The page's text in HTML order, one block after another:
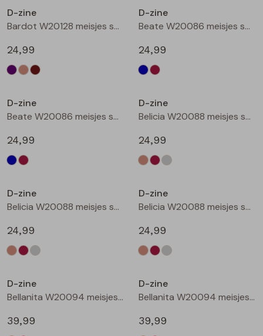
Blouses lange mouw
Sweatshirts
Gilet spencers
Jackjes
Blazers
Bermuda's
Bermuda's
Lange broek
Jackjes
Jassen
Leggings
Rokken
Lange broeken
Lange broeken
Leggings
T-shirts lange mouw
Tops
Vesten
D-zine
Bardot W20128 meisjes sweatshirt Bruin donker
24,99
D-zine
Beate W20086 meisjes sweatshirt Marine
24,99
D-zine
Beate W20086 meisjes sweatshirt Wijnrood
24,99
D-zine
Belicia W20088 meisjes sweatshirt Ecru melee
24,99
D-zine
Belicia W20088 meisjes sweatshirt Wijnrood
24,99
D-zine
Belicia W20088 meisjes sweatshirt Grey melee
24,99
D-zine
Bellanita W20094 meisjes buiten jack Zand
39,99
D-zine
Bellanita W20094 meisjes buiten jack Wijnrood
39,99